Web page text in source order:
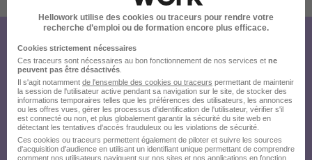
16 de plus
Créez votre compte Hellowork et
envoyez votre candidature !
Hellowork utilise des cookies ou traceurs pour rendre votre
recherche d’emploi ou de formation encore plus efficace.
Cookies strictement nécessaires
Ces traceurs sont nécessaires au bon fonctionnement de nos services et ne
peuvent pas être désactivés
Il s'agit notamment de l'ensemble des cookies ou traceurs permettant de maintenir
la session de l'utilisateur active pendant sa navigation sur le site, de stocker des
informations temporaires telles que les préférences des utilisateurs, les annonces
ou les offres vues, gérer les processus d'identification de l'utilisateur, vérifier s'il
est connecté ou non, et plus globalement garantir la sécurité du site web en
détectant les tentatives d'accès frauduleux ou les violations de sécurité.
Ces cookies ou traceurs permettent également de piloter et suivre les sources
d'acquisition d'audience en utilisant un identifiant unique permettant de comprendre
comment nos utilisateurs naviguent sur nos sites et nos applications en fonction